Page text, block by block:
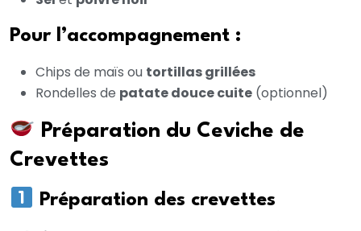
Pour l’accompagnement :
Chips de maïs ou tortillas grillées
Rondelles de patate douce cuite (optionnel)
Préparation du Ceviche de
Crevettes
Préparation des crevettes